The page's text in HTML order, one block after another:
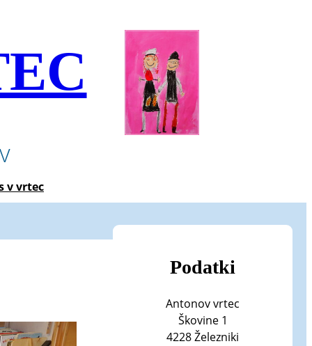
v vrtec
Podatki
Antonov vrtec
Škovine 1
4228 Železniki